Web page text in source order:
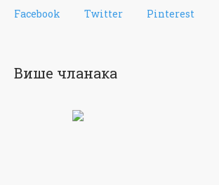
Facebook Twitter Pinterest
Више чланака